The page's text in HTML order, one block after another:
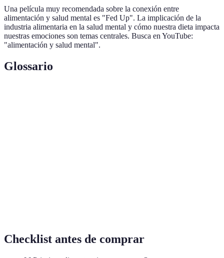
Una película muy recomendada sobre la conexión entre
alimentación y salud mental es "Fed Up". La implicación de la
industria alimentaria en la salud mental y cómo nuestra dieta impacta
nuestras emociones son temas centrales. Busca en YouTube:
"alimentación y salud mental".
Glossario
Checklist antes de comprar